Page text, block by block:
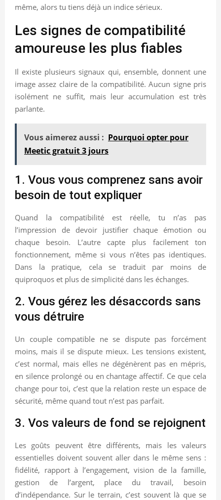
même, alors tu tiens déjà un indice sérieux.
Les signes de compatibilité
amoureuse les plus fiables
Il existe plusieurs signaux qui, ensemble, donnent une
image assez claire de la compatibilité. Aucun signe pris
isolément ne suffit, mais leur accumulation est très
parlante.
Vous aimerez aussi : Pourquoi opter pour
Meetic gratuit 3 jours
1. Vous vous comprenez sans avoir
besoin de tout expliquer
Quand la compatibilité est réelle, tu n’as pas
l’impression de devoir justifier chaque émotion ou
chaque besoin. L’autre capte plus facilement ton
fonctionnement, même si vous n’êtes pas identiques.
Dans la pratique, cela se traduit par moins de
quiproquos et plus de simplicité dans les échanges.
2. Vous gérez les désaccords sans
vous détruire
Un couple compatible ne se dispute pas forcément
moins, mais il se dispute mieux. Les tensions existent,
c’est normal, mais elles ne dégénèrent pas en mépris,
en silence prolongé ou en chantage affectif. Ce que cela
change pour toi, c’est que la relation reste un espace de
sécurité, même quand tout n’est pas parfait.
3. Vos valeurs de fond se rejoignent
Les goûts peuvent être différents, mais les valeurs
essentielles doivent souvent aller dans le même sens :
fidélité, rapport à l’engagement, vision de la famille,
gestion de l’argent, place du travail, besoin
d’indépendance. Sur le terrain, c’est souvent là que se